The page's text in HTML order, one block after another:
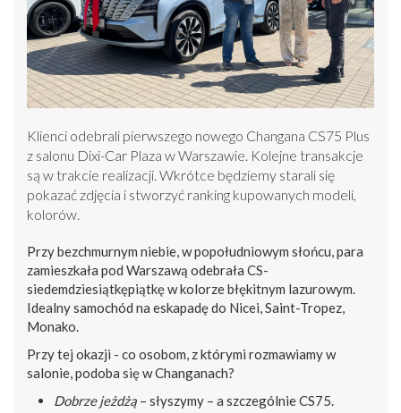
Klienci odebrali pierwszego nowego Changana CS75 Plus
z salonu Dixi-Car Plaza w Warszawie. Kolejne transakcje
są w trakcie realizacji. Wkrótce będziemy starali się
pokazać zdjęcia i stworzyć ranking kupowanych modeli,
kolorów.
Przy bezchmurnym niebie, w popołudniowym słońcu, para
zamieszkała pod Warszawą odebrała CS-
siedemdziesiątkępiątkę w kolorze błękitnym lazurowym.
Idealny samochód na eskapadę do Nicei, Saint-Tropez,
Monako.
Przy tej okazji - co osobom, z którymi rozmawiamy w
salonie, podoba się w Changanach?
Dobrze jeżdżą – słyszymy – a szczególnie CS75.